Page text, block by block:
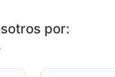
por: